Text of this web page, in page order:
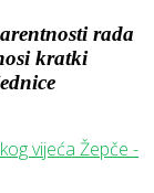
rada
kratki
vijeća Žepče -